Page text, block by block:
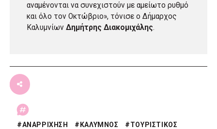
αναμένονται να συνεχιστούν με αμείωτο ρυθμό
και όλο τον Οκτώβριο», τόνισε ο Δήμαρχος
Καλυμνίων Δημήτρης Διακομιχάλης.
#ΑΝΑΡΡΙΧΗΣΗ #ΚΑΛΥΜΝΟΣ #ΤΟΥΡΙΣΤΙΚΟΣ